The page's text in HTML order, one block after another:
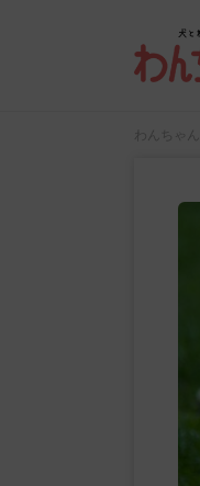
わんちゃ